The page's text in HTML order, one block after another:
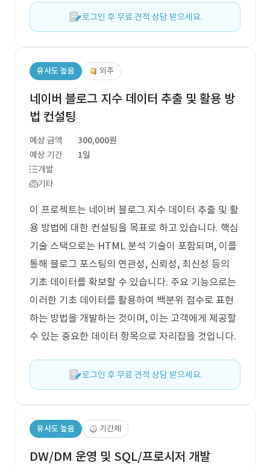
로그인 후 무료 견적 상담 받으세요.
유사도 높음 외주
네이버 블로그 지수 데이터 추출 및 활용 방
법 컨설팅
예상 금액
300,000원
예상 기간
1일
개발
기타
이 프로젝트는 네이버 블로그 지수 데이터 추출 및 활
용 방법에 대한 컨설팅을 목표로 하고 있습니다. 핵심
기술 스택으로는 HTML 분석 기술이 포함되며, 이를
통해 블로그 포스팅의 연관성, 신뢰성, 최신성 등의
기초 데이터를 확보할 수 있습니다. 주요 기능으로는
이러한 기초 데이터를 활용하여 백분위 점수로 표현
하는 방법을 개발하는 것이며, 이는 고객에게 제공할
수 있는 중요한 데이터 항목으로 자리잡을 것입니다.
로그인 후 무료 견적 상담 받으세요.
유사도 높음 기간제
DW/DM 운영 및 SQL/프로시저 개발